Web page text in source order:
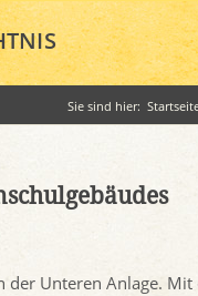
Sie sind hier:
der Unteren Anlage.